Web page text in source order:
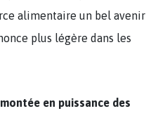
alimentaire un bel avenir
plus légère dans les
en puissance des